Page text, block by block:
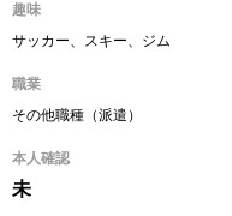
趣味
サッカー、スキー、ジム
職業
その他職種（派遣）
本人確認
未